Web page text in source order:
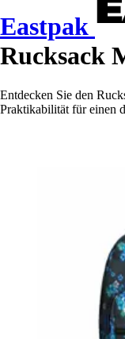
Eastpak
Rucksack
Entdecken Sie den
Praktikabilität für einen